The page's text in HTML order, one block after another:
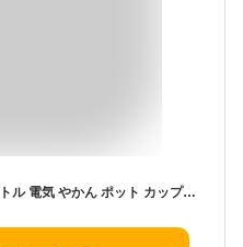
Toffy 電気ケトル 0.8L おしゃれ ケトル 電気 やかん ポット カップ1杯約60秒沸騰 コーヒー 紅茶 湯沸かし機 一人暮らし キッチン 家電 レトロ デザイン 空焚き防止 かわいい ギフト プレゼント 新生活 引っ越し 祝い トフィー